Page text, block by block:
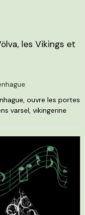
les Vikings et
ouvre les portes
varsel, vikingerine